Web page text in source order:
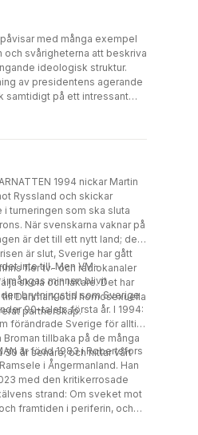
med många exempel
och svårigheterna att beskriva
ideologisk struktur.
av presidentens agerande
samtidigt på ett intressant
men som ändå präglat
1994 nickar Martin
Ryssland och skickar
i turneringen som ska sluta
När svenskarna vaknar på
är det till ett nytt land; den
är slut, Sverige har gått
fler tv- och radiokanaler
skola och läkare. Det har
Danmark och homosexuella
partnerskap.
inte till. Men VM-
i mångas minnen blivit
brytningstid som Sverige
90-talets första år. I 1994:
förändrade Sverige för alltid
Broman tillbaka på de många
30 år senare, och hittar vårt
är född 1983 i Robertsfors
i Ångermanland. Han
med den kritikerrosade
strand: Om sveket mot
framtiden i periferin, och